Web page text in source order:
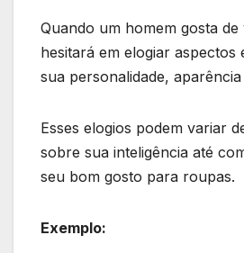
Quando um homem gosta
hesitará em elogiar aspectos
sua personalidade,
Esses elogios podem variar
sobre sua inteligência até
seu bom gosto para roupas.
Exemplo: